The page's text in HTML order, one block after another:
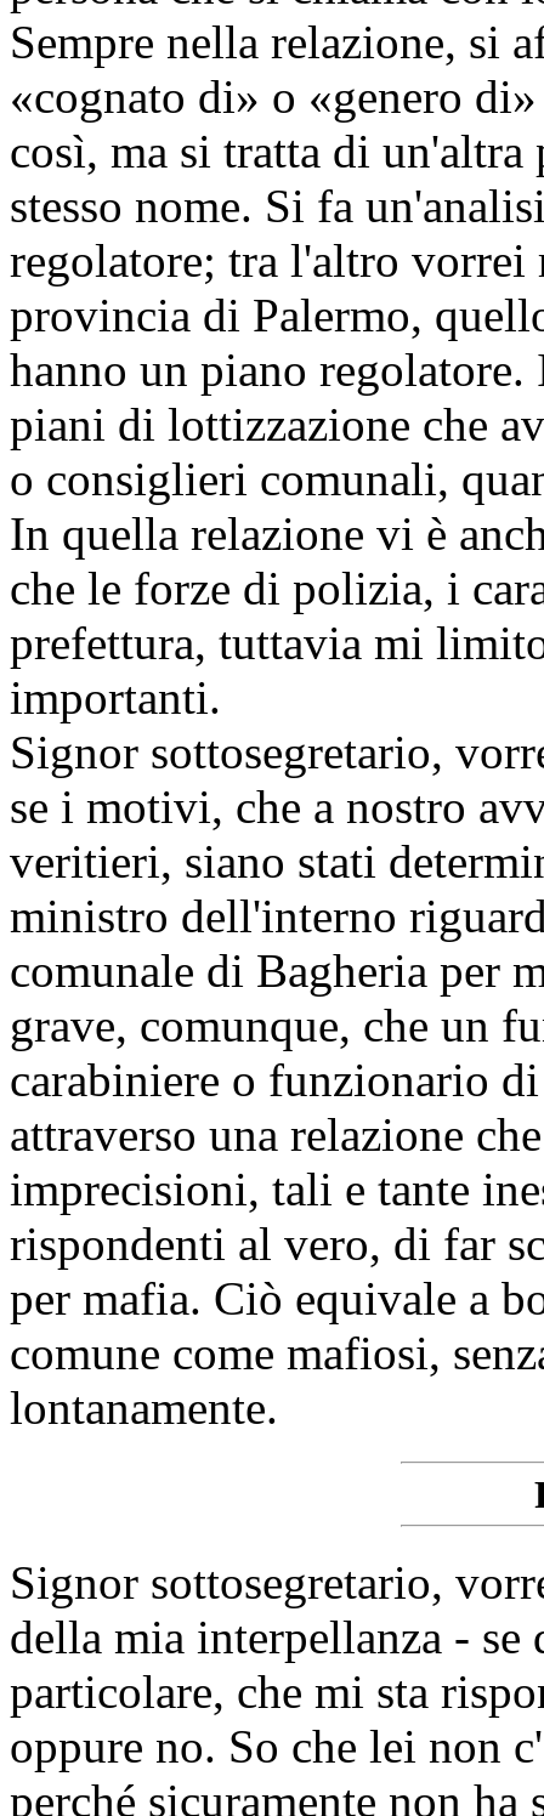
Sempre nella relazione, si
«cognato di» o «genero
così, ma si tratta di un'altra
stesso nome. Si fa
regolatore; tra l'altro vorrei
provincia di Palermo,
hanno un piano
piani di lottizzazione che
o consiglieri comunali,
In quella relazione vi è
che le forze di polizia, i
prefettura, tuttavia mi
importanti.
Signor sottosegretario,
se i motivi, che a nostro
veritieri, siano stati
ministro dell'interno
comunale di Bagheria per
grave, comunque, che un
carabiniere o funzionario
attraverso una relazione
imprecisioni, tali e tante
rispondenti al vero, di far
per mafia. Ciò equivale a
comune come mafiosi,
lontanamente.
Signor sottosegretario,
della mia interpellanza -
particolare, che mi sta
oppure no. So che lei non
perché sicuramente non